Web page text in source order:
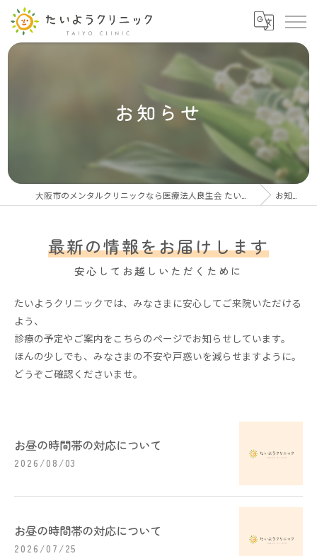
お知らせ
お知らせ
最新の情報をお届けします
安心してお越しいただくために
たいようクリニックでは、みなさまに安心してご来院いただける
よう、
診療の予定やご案内をこちらのページでお知らせしています。
ほんの少しでも、みなさまの不安や戸惑いを減らせますように。
どうぞご確認くださいませ。
お昼の時間帯の対応について
2026/08/03
お昼の時間帯の対応について
2026/07/25